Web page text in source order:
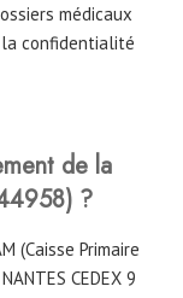
médicaux
confidentialité
de la
?
(Caisse Primaire
CEDEX 9